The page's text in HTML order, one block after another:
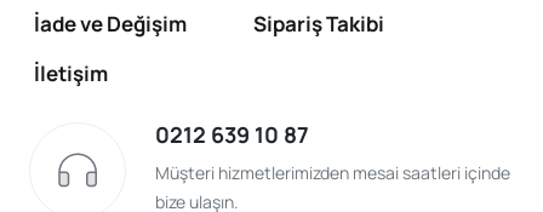
İade ve Değişim
Sipariş Takibi
İletişim
0212 639 10 87
Müşteri hizmetlerimizden mesai saatleri içinde
bize ulaşın.